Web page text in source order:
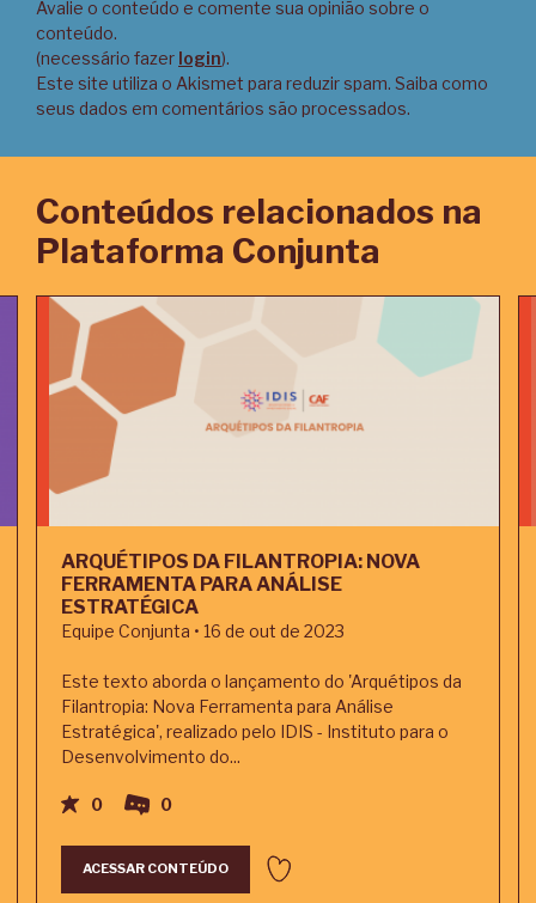
Avalie o conteúdo e comente sua opinião sobre o
conteúdo.
(necessário fazer login).
Este site utiliza o Akismet para reduzir spam. Saiba como
seus dados em comentários são processados.
Conteúdos relacionados na
Plataforma Conjunta
ARQUÉTIPOS DA FILANTROPIA: NOVA
FERRAMENTA PARA ANÁLISE
ESTRATÉGICA
Equipe Conjunta • 16 de out de 2023
Este texto aborda o lançamento do 'Arquétipos da
Filantropia: Nova Ferramenta para Análise
Estratégica', realizado pelo IDIS - Instituto para o
Desenvolvimento do...
0 0
ACESSAR CONTEÚDO